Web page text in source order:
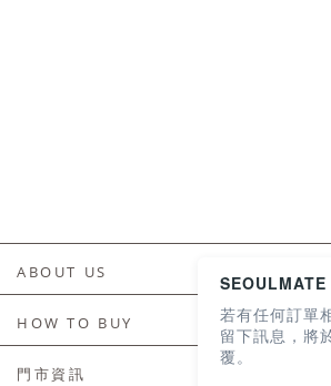
ABOUT US
HOW TO BUY
如何購買
門市資訊
SEOULMATE
若有任何訂單
留下訊息，將
覆。